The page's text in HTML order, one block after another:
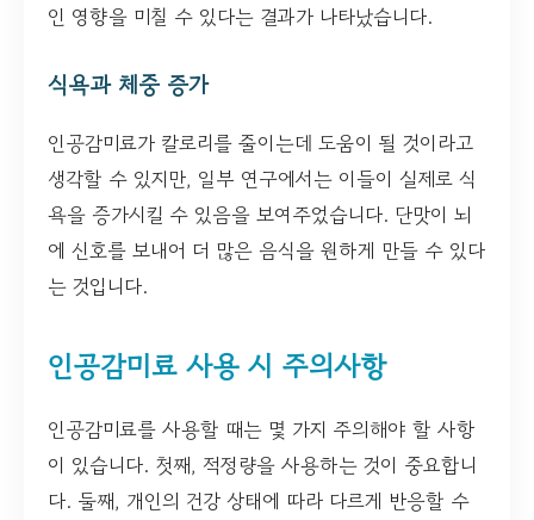
인 영향을 미칠 수 있다는 결과가 나타났습니다.
식욕과 체중 증가
인공감미료가 칼로리를 줄이는데 도움이 될 것이라고
생각할 수 있지만, 일부 연구에서는 이들이 실제로 식
욕을 증가시킬 수 있음을 보여주었습니다. 단맛이 뇌
에 신호를 보내어 더 많은 음식을 원하게 만들 수 있다
는 것입니다.
인공감미료 사용 시 주의사항
인공감미료를 사용할 때는 몇 가지 주의해야 할 사항
이 있습니다. 첫째, 적정량을 사용하는 것이 중요합니
다. 둘째, 개인의 건강 상태에 따라 다르게 반응할 수